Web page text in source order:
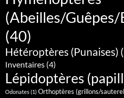
(Abeilles/
(40)
Hétéroptères (Punaises)
Inventaires (4)
Lépidoptères
Odonates(1) Orthoptères (grillons/